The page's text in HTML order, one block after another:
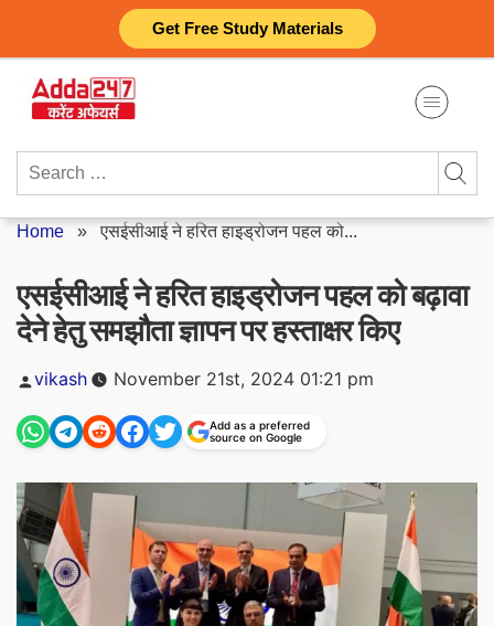
Get Free Study Materials
content
Search
Home »एसईसीआई ने हरित हाइड्रोजन पहल को...
एसईसीआई ने हरित हाइड्रोजन पहल को बढ़ावा
देने हेतु समझौता ज्ञापन पर हस्ताक्षर किए
Posted
vikash November 21st, 2024 01:21 pm
Add as a preferred
source on Google